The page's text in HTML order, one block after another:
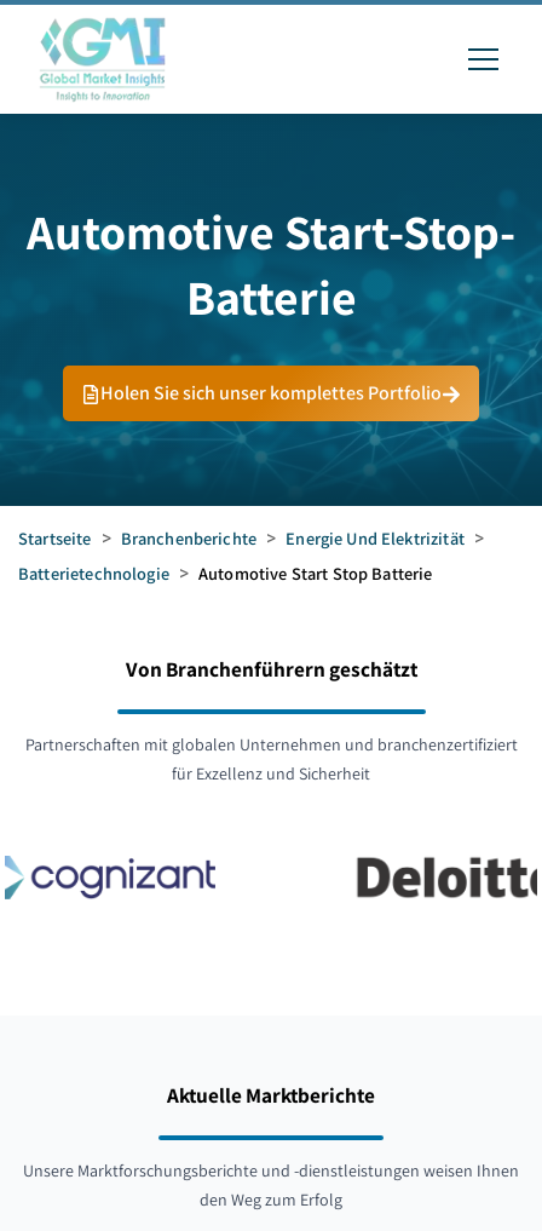
Automotive Start-Stop-
Batterie
Holen Sie sich unser komplettes Portfolio
Startseite > Branchenberichte > Energie Und Elektrizität >
Batterietechnologie > Automotive Start Stop Batterie
Von Branchenführern geschätzt
Partnerschaften mit globalen Unternehmen und branchenzertifiziert
für Exzellenz und Sicherheit
Aktuelle Marktberichte
Unsere Marktforschungsberichte und -dienstleistungen weisen Ihnen
den Weg zum Erfolg